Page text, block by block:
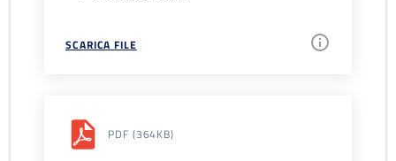
SCARICA FILE
PDF (364KB)